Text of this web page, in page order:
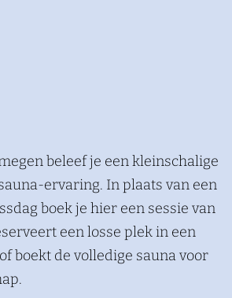
beleef je een kleinschalige
ervaring. In plaats van een
boek je hier een sessie van
een losse plek in een
boekt de volledige sauna voor